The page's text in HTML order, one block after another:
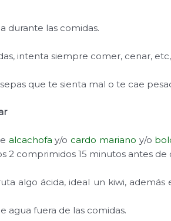
durante las comidas.
intenta siempre comer, cenar,
que te sienta mal o te cae
alcachofa y/o cardo mariano y/o
2 comprimidos 15 minutos antes de
algo ácida, ideal un kiwi,
agua fuera de las comidas.